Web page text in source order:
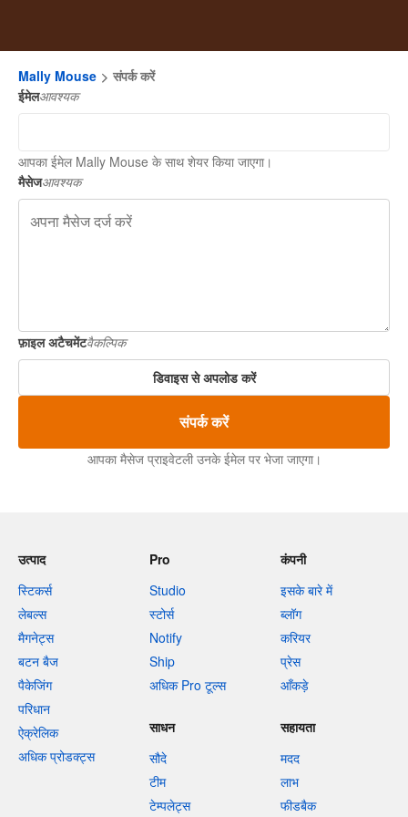
Mally Mouse
संपर्क करें
ईमेलआवश्यक
आपका ईमेल Mally Mouse के साथ शेयर किया जाएगा।
मैसेजआवश्यक
फ़ाइल अटैचमेंटवैकल्पिक
डिवाइस से अपलोड करें
संपर्क करें
आपका मैसेज प्राइवेटली उनके ईमेल पर भेजा जाएगा।
उत्पाद
स्टिकर्स
लेबल्स
मैगनेट्स
बटन बैज
पैकेजिंग
परिधान
ऐक्रेलिक
अधिक प्रोडक्ट्स
Pro
Studio
स्टोर्स
Notify
Ship
अधिक Pro टूल्स
कंपनी
इसके बारे में
ब्लॉग
करियर
प्रेस
आँकड़े
साधन
सौदे
टीम
टेम्पलेट्स
सहायता
मदद
लाभ
फीडबैक